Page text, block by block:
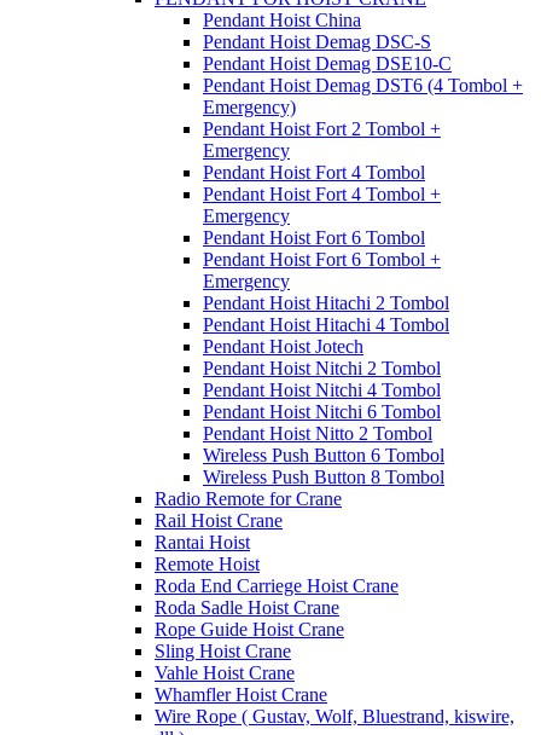
Pendant Hoist China
Pendant Hoist Demag DSC-S
Pendant Hoist Demag DSE10-C
Pendant Hoist Demag DST6 (4 Tombol +
Emergency)
Pendant Hoist Fort 2 Tombol +
Emergency
Pendant Hoist Fort 4 Tombol
Pendant Hoist Fort 4 Tombol +
Emergency
Pendant Hoist Fort 6 Tombol
Pendant Hoist Fort 6 Tombol +
Emergency
Pendant Hoist Hitachi 2 Tombol
Pendant Hoist Hitachi 4 Tombol
Pendant Hoist Jotech
Pendant Hoist Nitchi 2 Tombol
Pendant Hoist Nitchi 4 Tombol
Pendant Hoist Nitchi 6 Tombol
Pendant Hoist Nitto 2 Tombol
Wireless Push Button 6 Tombol
Wireless Push Button 8 Tombol
Radio Remote for Crane
Rail Hoist Crane
Rantai Hoist
Remote Hoist
Roda End Carriege Hoist Crane
Roda Sadle Hoist Crane
Rope Guide Hoist Crane
Sling Hoist Crane
Vahle Hoist Crane
Whamfler Hoist Crane
Wire Rope ( Gustav, Wolf, Bluestrand, kiswire,